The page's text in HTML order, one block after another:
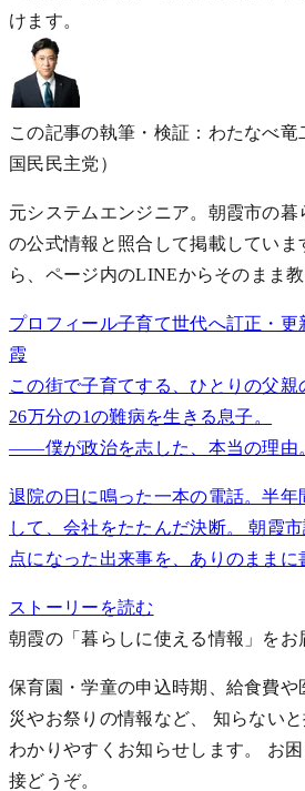
けます。
この記事の執筆・検証：わたなべ竜
国民民主党）
元システムエンジニア。朝霞市の
の公式情報と照合して掲載していま
ら、ページ内のLINEからそのまま教
プロフィール子育て世代へ訂正・更
霞
この街で子育てする、ひとりの父親
26万分の1の難病を生きる息子。
——僕が政治を志した、本当の理由
退院の日に鳴った一本の電話。半年
して、会社をたたんだ決断。 朝霞
点になった出来事を、ありのままに
ストーリーを読む
朝霞の「暮らしに使える情報」をお
保育園・学童の申込時期、給食費
災やお祭りの情報など、 知らない
わかりやすくお知らせします。 お
接どうぞ。